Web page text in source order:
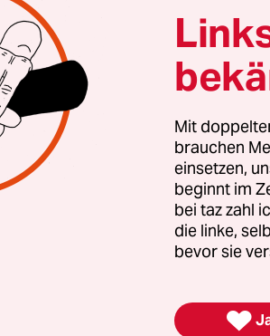
Stadt Mai-Kadra wieder.
gefunden, nahe der
einer Straße, die zur
klaffende Wunden auf, die
und Macheten verursacht
liegt in der äthiopischen
äthiopischen Zentralregierung
nahm die Stadt am Morgen
wiedergegebenen Berichte
Mit
brauchen
einsetzen,
beginnt im
bei taz zahl
die linke,
bevor sie
